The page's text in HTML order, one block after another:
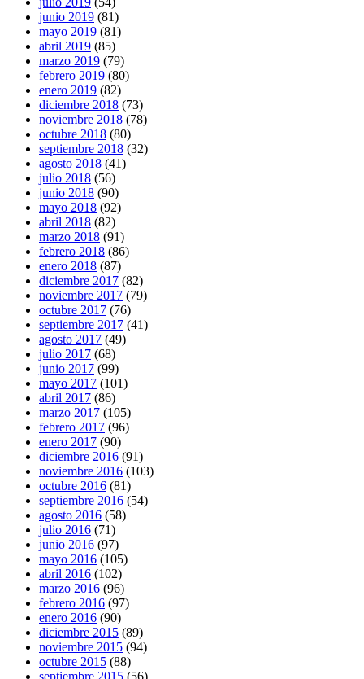
junio 2019 (81)
mayo 2019 (81)
abril 2019 (85)
marzo 2019 (79)
febrero 2019 (80)
enero 2019 (82)
diciembre 2018 (73)
noviembre 2018 (78)
octubre 2018 (80)
septiembre 2018 (32)
agosto 2018 (41)
julio 2018 (56)
junio 2018 (90)
mayo 2018 (92)
abril 2018 (82)
marzo 2018 (91)
febrero 2018 (86)
enero 2018 (87)
diciembre 2017 (82)
noviembre 2017 (79)
octubre 2017 (76)
septiembre 2017 (41)
agosto 2017 (49)
julio 2017 (68)
junio 2017 (99)
mayo 2017 (101)
abril 2017 (86)
marzo 2017 (105)
febrero 2017 (96)
enero 2017 (90)
diciembre 2016 (91)
noviembre 2016 (103)
octubre 2016 (81)
septiembre 2016 (54)
agosto 2016 (58)
julio 2016 (71)
junio 2016 (97)
mayo 2016 (105)
abril 2016 (102)
marzo 2016 (96)
febrero 2016 (97)
enero 2016 (90)
diciembre 2015 (89)
noviembre 2015 (94)
octubre 2015 (88)
septiembre 2015 (56)